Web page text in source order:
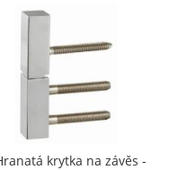
krytka na závěs -